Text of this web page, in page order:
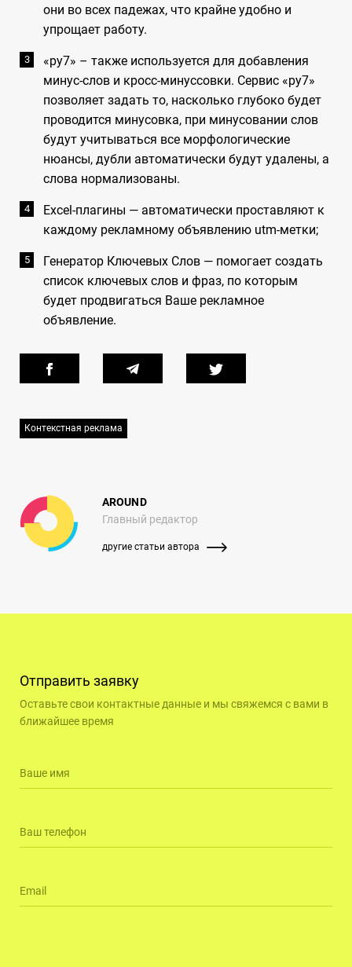
они во всех падежах, что крайне удобно и
упрощает работу.
«py7» – также используется для добавления
минус-слов и кросс-минуссовки. Сервис «py7»
позволяет задать то, насколько глубоко будет
проводится минусовка, при минусовании слов
будут учитываться все морфологические
нюансы, дубли автоматически будут удалены, а
слова нормализованы.
Excel-плагины — автоматически проставляют к
каждому рекламному объявлению utm-метки;
Генератор Ключевых Слов — помогает создать
список ключевых слов и фраз, по которым
будет продвигаться Ваше рекламное
объявление.
Контекстная реклама
AROUND
Главный редактор
другие статьи автора
Отправить заявку
Оставьте свои контактные данные и мы свяжемся с вами в
ближайшее время
Ваше имя
Ваш телефон
Email